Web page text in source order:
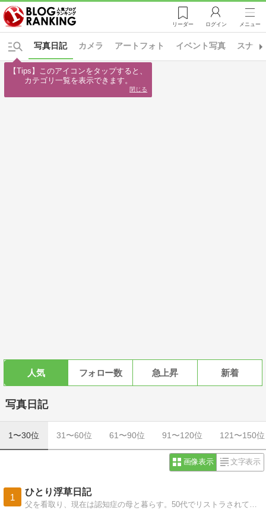
リーダー ログイン メニュー
写真日記 カメラ アートフォト イベント写真 スナッ
人気 フォロー数 急上昇 新着
写真日記
1〜30位 31〜60位 61〜90位 91〜120位 121〜150位
画像表示 文字表示
1
ひとり浮草日記
【Tips】このアイコンをタップすると、
カテゴリ一覧を表示できます。
閉じる